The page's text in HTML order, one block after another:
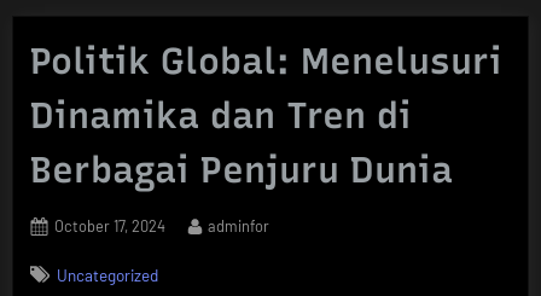
Politik Global: Menelusuri
Dinamika dan Tren di
Berbagai Penjuru Dunia
Posted
October 17, 2024 By
adminfor
Uncategorized